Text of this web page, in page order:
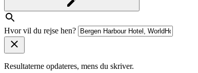
Hvor vil du rejse hen?
Resultaterne opdateres, mens du skriver.